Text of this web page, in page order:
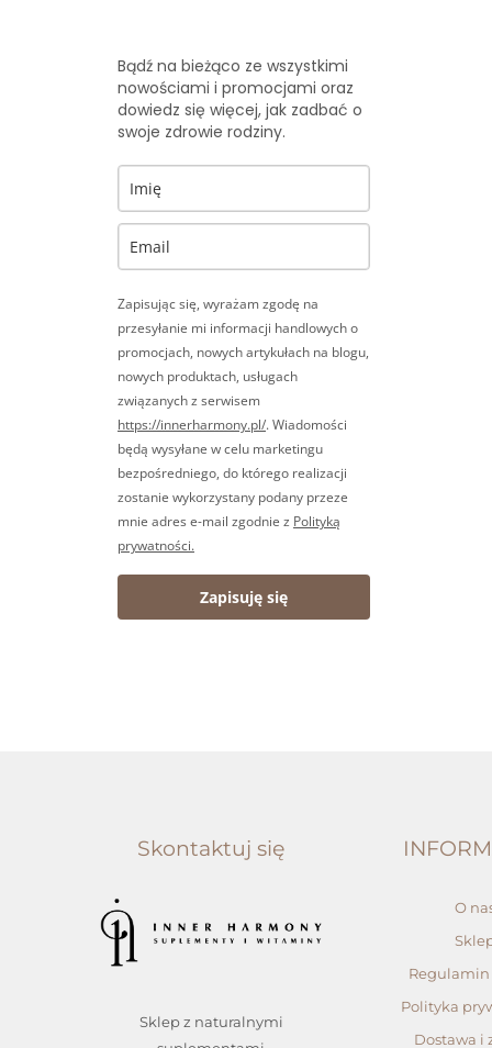
Bądź na bieżąco ze wszystkimi
nowościami i promocjami oraz
dowiedz się więcej, jak zadbać o
swoje zdrowie rodziny.
Zapisując się, wyrażam zgodę na
przesyłanie mi informacji handlowych o
promocjach, nowych artykułach na blogu,
nowych produktach, usługach
związanych z serwisem
https://innerharmony.pl/. Wiadomości
będą wysyłane w celu marketingu
bezpośredniego, do którego realizacji
zostanie wykorzystany podany przeze
mnie adres e-mail zgodnie z Polityką
prywatności.
Zapisuję się
Skontaktuj się
Sklep z naturalnymi
O
Regulamin
Polityka
Dostawa i